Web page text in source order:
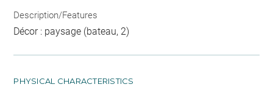
Description/Features
Décor : paysage (bateau, 2)
PHYSICAL CHARACTERISTICS